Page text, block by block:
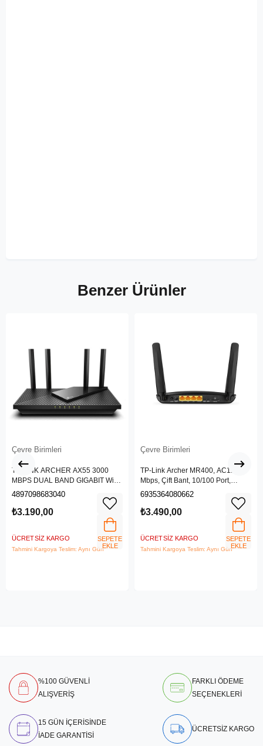
Benzer Ürünler
Çevre Birimleri
TP-LINK ARCHER AX55 3000
MBPS DUAL BAND GIGABIT Wi-Fi
6 ROUTER
4897098683040
₺3.190,00
ÜCRETSIZ KARGO
Tahmini Kargoya Teslim: Aynı Gün
SEPETE
EKLE
Çevre Birimleri
TP-Link Archer MR400, AC1200
Mbps, Çift Bant, 10/100 Port,
4G/3G SIM Yuvası, Kablosuz 4G
6935364080662
₺3.490,00
ÜCRETSIZ KARGO
Tahmini Kargoya Teslim: Aynı Gün
SEPETE
EKLE
%100 GÜVENLİ
ALIŞVERİŞ
FARKLI ÖDEME
SEÇENEKLERİ
15 GÜN İÇERİSİNDE
İADE GARANTİSİ
ÜCRETSİZ KARGO